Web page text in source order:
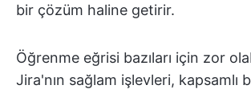
bir çözüm haline getirir.
Öğrenme eğrisi bazıları için zor
Jira'nın sağlam işlevleri, kapsamlı